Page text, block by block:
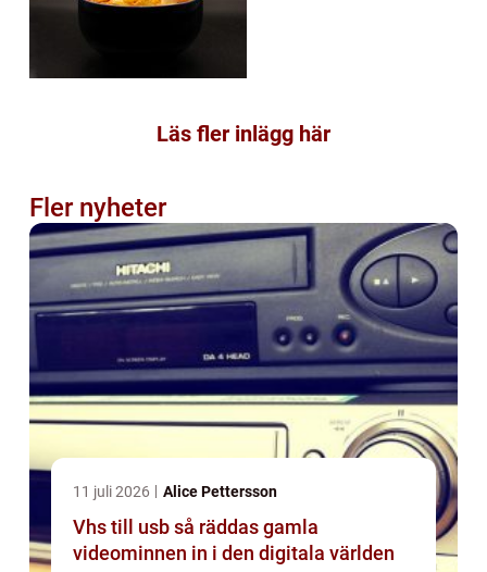
Läs fler inlägg här
Fler nyheter
11 juli 2026 Alice Pettersson
Vhs till usb så räddas gamla
videominnen in i den digitala världen